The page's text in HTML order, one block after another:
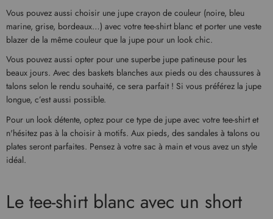
Vous pouvez aussi choisir une jupe crayon de couleur (noire, bleu
marine, grise, bordeaux…) avec votre tee-shirt blanc et porter une veste
blazer de la même couleur que la jupe pour un look chic.
Vous pouvez aussi opter pour une superbe jupe patineuse pour les
beaux jours. Avec des baskets blanches aux pieds ou des chaussures à
talons selon le rendu souhaité, ce sera parfait ! Si vous préférez la jupe
longue, c’est aussi possible.
Pour un look détente, optez pour ce type de jupe avec votre tee-shirt et
n'hésitez pas à la choisir à motifs. Aux pieds, des sandales à talons ou
plates seront parfaites. Pensez à votre sac à main et vous avez un style
idéal.
Le tee-shirt blanc avec un short